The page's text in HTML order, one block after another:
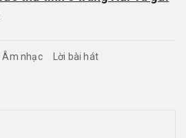
Âm nhạc
Lời bài hát